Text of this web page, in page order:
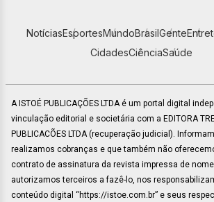
NotíciasEsportesMundoBrasilGente
CidadesCiênciaSaúde
A ISTOÉ PUBLICAÇÕES LTDA é um portal digital
vinculação editorial e societária com a EDITORA
PUBLICACÕES LTDA (recuperação judicial).
realizamos cobranças e que também não
contrato de assinatura da revista impressa de nome
autorizamos terceiros a fazê-lo, nos
conteúdo digital “https://istoe.com.br” e seus